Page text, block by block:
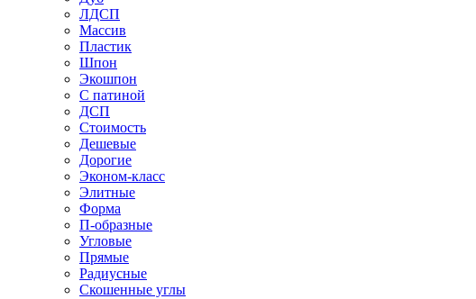
ЛДСП
Массив
Пластик
Шпон
Экошпон
С патиной
ДСП
Стоимость
Дешевые
Дорогие
Эконом-класс
Элитные
Форма
П-образные
Угловые
Прямые
Радиусные
Скошенные углы